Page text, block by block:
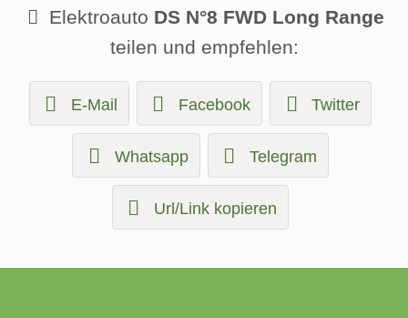
Elektroauto DS N°8 FWD Long Range
teilen und empfehlen:
E-Mail Facebook Twitter
Whatsapp Telegram
Url/Link kopieren